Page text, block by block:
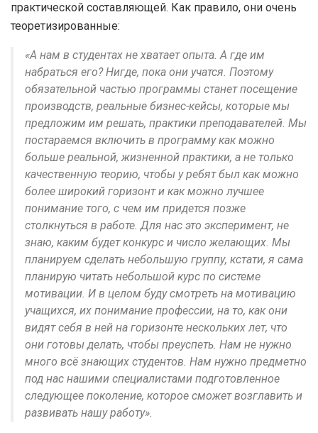
практической составляющей. Как правило, они очень
теоретизированные:
«А нам в студентах не хватает опыта. А где им
набраться его? Нигде, пока они учатся. Поэтому
обязательной частью программы станет посещение
производств, реальные бизнес-кейсы, которые мы
предложим им решать, практики преподавателей. Мы
постараемся включить в программу как можно
больше реальной, жизненной практики, а не только
качественную теорию, чтобы у ребят был как можно
более широкий горизонт и как можно лучшее
понимание того, с чем им придется позже
столкнуться в работе. Для нас это эксперимент, не
знаю, каким будет конкурс и число желающих. Мы
планируем сделать небольшую группу, кстати, я сама
планирую читать небольшой курс по системе
мотивации. И в целом буду смотреть на мотивацию
учащихся, их понимание профессии, на то, как они
видят себя в ней на горизонте нескольких лет, что
они готовы делать, чтобы преуспеть. Нам не нужно
много всё знающих студентов. Нам нужно предметно
под нас нашими специалистами подготовленное
следующее поколение, которое сможет возглавить и
развивать нашу работу».